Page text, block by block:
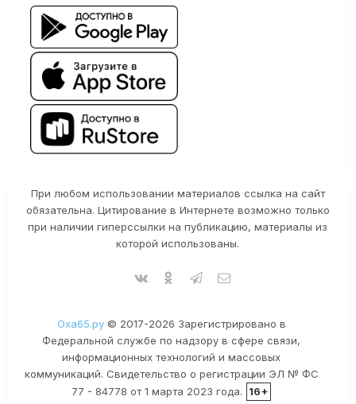
При любом использовании материалов ссылка на сайт
обязательна. Цитирование в Интернете возможно только
при наличии гиперссылки на публикацию, материалы из
которой использованы.
Оха65.ру© 2017-2026 Зарегистрировано в
Федеральной службе по надзору в сфере связи,
информационных технологий и массовых
коммуникаций. Свидетельство о регистрации ЭЛ № ФС
77 - 84778 от 1 марта 2023 года.
16+